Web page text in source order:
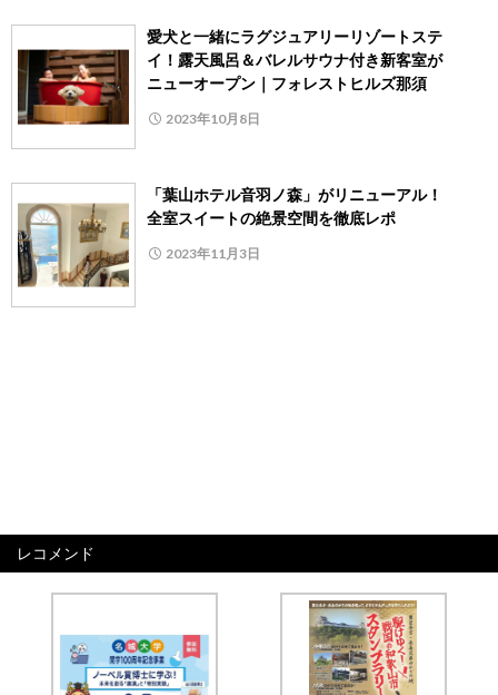
愛犬と一緒にラグジュアリーリゾートステ
イ！露天風呂＆バレルサウナ付き新客室が
ニューオープン｜フォレストヒルズ那須
2023年10月8日
「葉山ホテル音羽ノ森」がリニューアル！
全室スイートの絶景空間を徹底レポ
2023年11月3日
レコメンド